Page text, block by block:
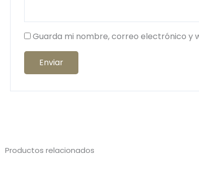
Guarda mi nombre, correo electrónico y
Productos relacionados